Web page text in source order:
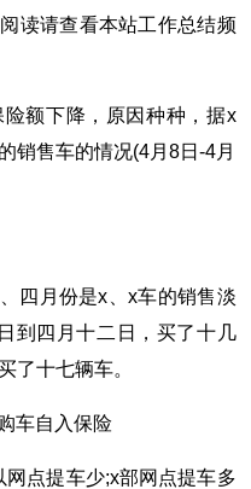
读请查看本站工作总结频
额下降，原因种种，据x
销售车的情况(4月8日-4月
四月份是x、x车的销售淡
到四月十二日，买了十几
了十七辆车。
车自入保险
点提车少;x部网点提车多